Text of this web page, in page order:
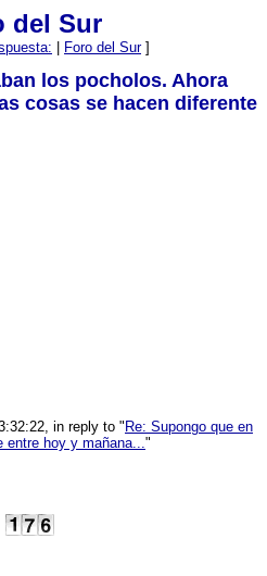
del Sur
Foro del Sur]
los pocholos. Ahora
cosas se hacen diferente
in reply to " Re: Supongo que en
entre hoy y mañana..."